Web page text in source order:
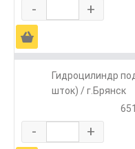
- +
Ä
Гидроцилиндр
шток) / г.Брянск
- +